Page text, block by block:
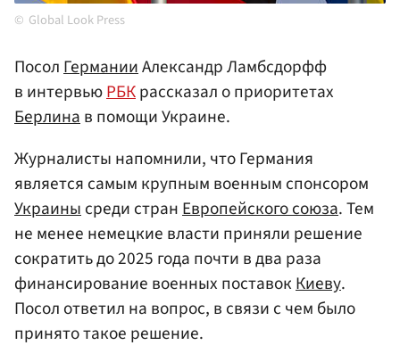
Global Look Press
ПосолГерманииАлександр Ламбсдорфф
в интервьюРБКрассказал о приоритетах
Берлинав помощи Украине.
Журналисты напомнили, что Германия
является самым крупным военным спонсором
Украинысреди странЕвропейского союза. Тем
не менее немецкие власти приняли решение
сократить до 2025 года почти в два раза
финансирование военных поставокКиеву.
Посол ответил на вопрос, в связи с чем было
принято такое решение.